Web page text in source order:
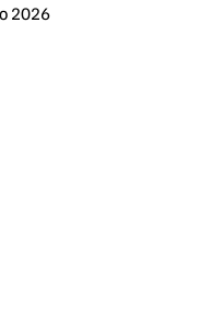
2026